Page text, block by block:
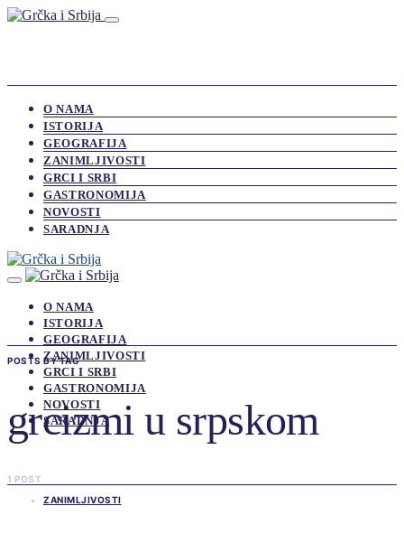
O NAMA
ISTORIJA
GEOGRAFIJA
ZANIMLJIVOSTI
GRCI I SRBI
GASTRONOMIJA
NOVOSTI
SARADNJA
O NAMA
ISTORIJA
GEOGRAFIJA
ZANIMLJIVOSTI
GRCI I SRBI
GASTRONOMIJA
NOVOSTI
SARADNJA
POSTS BY TAG
grcizmi u srpskom
1 POST
ZANIMLJIVOSTI